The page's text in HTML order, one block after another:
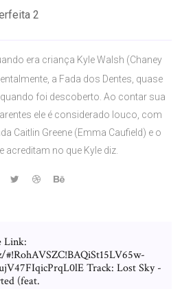
2
era criança Kyle Walsh (Chaney
a Fada dos Dentes, quase
foi descoberto. Ao contar sua
ele é considerado louco, com
Caitlin Greene (Emma Caufield) e o
acreditam no que Kyle diz.
Link:
Track: Lost Sky -
(feat.